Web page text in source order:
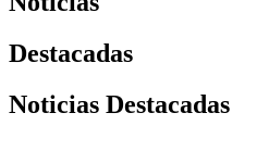
Destacadas
Noticias Destacadas